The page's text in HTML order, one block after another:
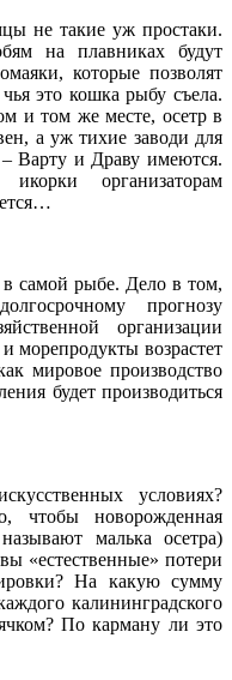
не такие уж простаки.
на плавниках будут
которые позволят
это кошка рыбу съела.
и том же месте, осетр в
а уж тихие заводи для
Варту и Драву имеются.
организаторам
в самой рыбе. Дело в том,
прогнозу
организации
возрастет
мировое производство
будет производиться
условиях?
чтобы новорожденная
малька осетра)
«естественные» потери
На какую сумму
калининградского
По карману ли это